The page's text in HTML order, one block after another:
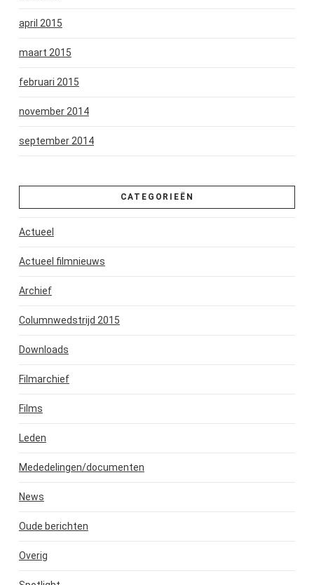
april 2015
maart 2015
februari 2015
november 2014
september 2014
CATEGORIEËN
Actueel
Actueel filmnieuws
Archief
Columnwedstrijd 2015
Downloads
Filmarchief
Films
Leden
Mededelingen/documenten
News
Oude berichten
Overig